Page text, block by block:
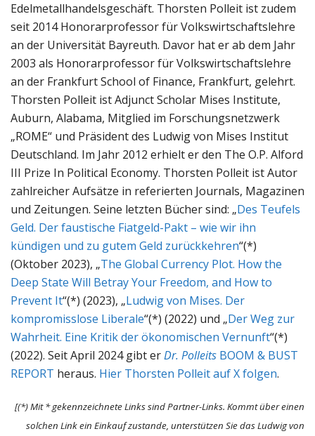
Edelmetallhandelsgeschäft. Thorsten Polleit ist zudem
seit 2014 Honorarprofessor für Volkswirtschaftslehre
an der Universität Bayreuth. Davor hat er ab dem Jahr
2003 als Honorarprofessor für Volkswirtschaftslehre
an der Frankfurt School of Finance, Frankfurt, gelehrt.
Thorsten Polleit ist Adjunct Scholar Mises Institute,
Auburn, Alabama, Mitglied im Forschungsnetzwerk
„ROME“ und Präsident des Ludwig von Mises Institut
Deutschland. Im Jahr 2012 erhielt er den The O.P. Alford
III Prize In Political Economy. Thorsten Polleit ist Autor
zahlreicher Aufsätze in referierten Journals, Magazinen
und Zeitungen. Seine letzten Bücher sind: „Des Teufels
Geld. Der faustische Fiatgeld-Pakt – wie wir ihn
kündigen und zu gutem Geld zurückkehren“(*)
(Oktober 2023), „The Global Currency Plot. How the
Deep State Will Betray Your Freedom, and How to
Prevent It“(*) (2023), „Ludwig von Mises. Der
kompromisslose Liberale“(*) (2022) und „Der Weg zur
Wahrheit. Eine Kritik der ökonomischen Vernunft“(*)
(2022). Seit April 2024 gibt erDr. Polleits BOOM & BUST
REPORT heraus. Hier Thorsten Polleit auf X folgen.
[(*) Mit * gekennzeichnete Links sind Partner-Links. Kommt über einen
solchen Link ein Einkauf zustande, unterstützen Sie das Ludwig von